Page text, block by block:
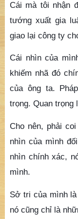
Cái mà tôi nhận
tướng xuất gia
giao lại công ty
Cái nhìn của
khiếm nhã đó
của ông ta.
trọng. Quan trọng
Cho nên, phải
nhìn của mình
nhìn chính xác,
mình.
Sở tri của mình
nó cũng chỉ là